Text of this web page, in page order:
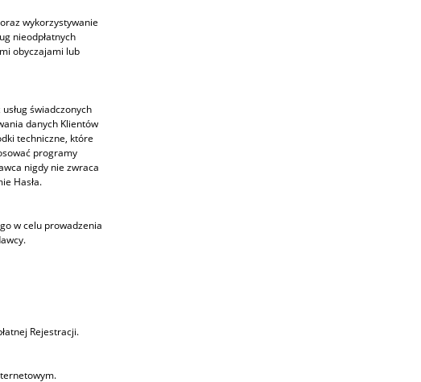
wykorzystywanie
nieodpłatnych
obyczajami lub
świadczonych
danych Klientów
techniczne, które
programy
nigdy nie zwraca
Hasła.
w celu prowadzenia
Rejestracji.